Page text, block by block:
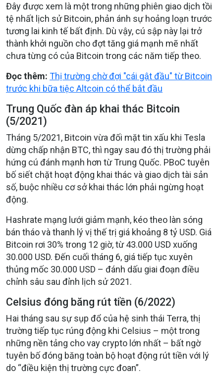
Đây được xem là một trong những phiên giao dịch tồi
tệ nhất lịch sử Bitcoin, phản ánh sự hoảng loạn trước
tương lai kinh tế bất định. Dù vậy, cú sập này lại trở
thành khởi nguồn cho đợt tăng giá mạnh mẽ nhất
chưa từng có của Bitcoin trong các năm tiếp theo.
Đọc thêm: Thị trường chờ đợi "cái gật đầu" từ Bitcoin
trước khi bữa tiệc Altcoin có thể bắt đầu
Trung Quốc đàn áp khai thác Bitcoin
(5/2021)
Tháng 5/2021, Bitcoin vừa đối mặt tin xấu khi Tesla
dừng chấp nhận BTC, thì ngay sau đó thị trường phải
hứng cú đánh mạnh hơn từ Trung Quốc. PBoC tuyên
bố siết chặt hoạt động khai thác và giao dịch tài sản
số, buộc nhiều cơ sở khai thác lớn phải ngừng hoạt
động.
Hashrate mạng lưới giảm mạnh, kéo theo làn sóng
bán tháo và thanh lý vị thế trị giá khoảng 8 tỷ USD. Giá
Bitcoin rơi 30% trong 12 giờ, từ 43.000 USD xuống
30.000 USD. Đến cuối tháng 6, giá tiếp tục xuyên
thủng mốc 30.000 USD – đánh dấu giai đoạn điều
chỉnh sâu sau đỉnh lịch sử 2021.
Celsius đóng băng rút tiền (6/2022)
Hai tháng sau sự sụp đổ của hệ sinh thái Terra, thị
trường tiếp tục rúng động khi Celsius – một trong
những nền tảng cho vay crypto lớn nhất – bất ngờ
tuyên bố đóng băng toàn bộ hoạt động rút tiền với lý
do “điều kiện thị trường cực đoan”.